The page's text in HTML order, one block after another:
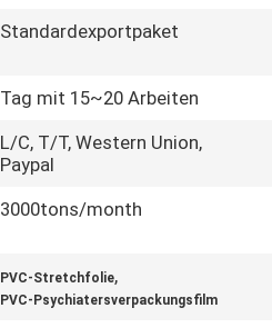
Standardexportpaket
Tag mit 15~20 Arbeiten
L/C, T/T, Western Union,
Paypal
3000tons/month
PVC-Stretchfolie,
PVC-Psychiatersverpackungsfilm